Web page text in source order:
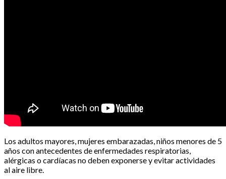
Los adultos mayores, mujeres embarazadas, niños menores de 5
años con antecedentes de enfermedades respiratorias,
alérgicas o cardíacas no deben exponerse y evitar actividades
al aire libre.